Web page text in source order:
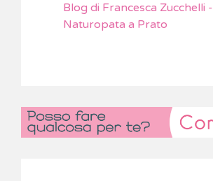
Blog di Francesca Zucchelli -
Naturopata a Prato